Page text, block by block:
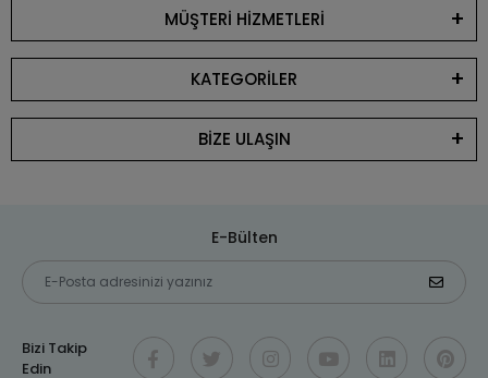
MÜŞTERİ HİZMETLERİ
KATEGORİLER
BİZE ULAŞIN
E-Bülten
Bizi Takip
Edin